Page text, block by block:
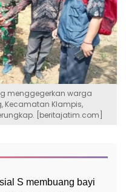
menggegerkan warga
Kecamatan Klampis,
[beritajatim.com]
S membuang bayi